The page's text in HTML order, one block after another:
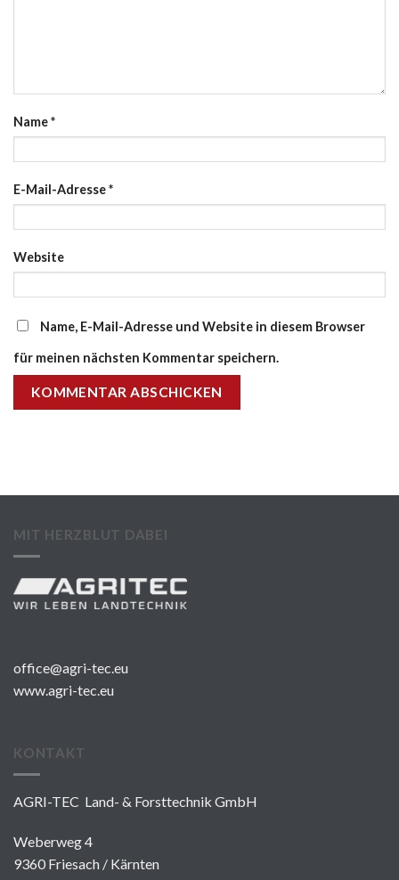
Name*
E-Mail-Adresse*
Website
Name, E-Mail-Adresse und Website in diesem Browser
für meinen nächsten Kommentar speichern.
MIT HERZBLUT DABEI
office@agri-tec.eu
www.agri-tec.eu
KONTAKT
AGRI-TEC Land- & Forsttechnik GmbH
Weberweg 4
9360 Friesach / Kärnten